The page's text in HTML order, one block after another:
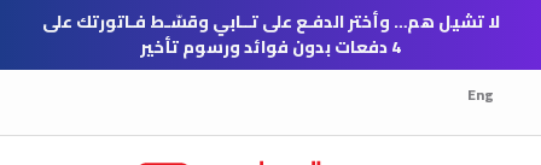
لا تشيل هم… وأختر الدفـع على تــابي وقسّـط فـاتورتك على
4 دفعات بدون فوائد ورسوم تأخير
Eng